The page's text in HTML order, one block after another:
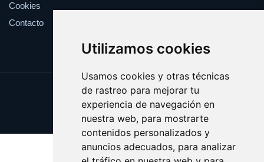
Utilizamos cookies
Usamos cookies y otras técnicas
de rastreo para mejorar tu
experiencia de navegación en
nuestra web, para mostrarte
contenidos personalizados y
anuncios adecuados, para analizar
Cookies
Contacto
Update cookies preferences
Copyright © 2025 victima.es